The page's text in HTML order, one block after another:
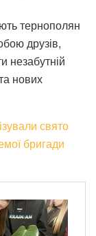
тернополян
друзів,
незабутній
нових
свято
бригади